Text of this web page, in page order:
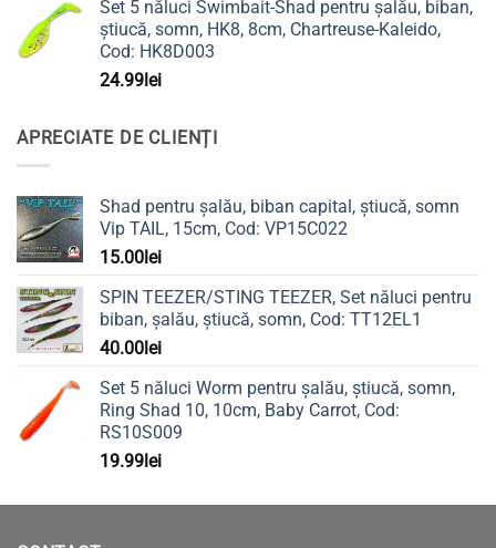
Set 5 năluci Swimbait-Shad pentru șalău, biban,
știucă, somn, HK8, 8cm, Chartreuse-Kaleido,
Cod: HK8D003
24.99 lei
APRECIATE DE CLIENȚI
Shad pentru șalău, biban capital, știucă, somn
Vip TAIL, 15cm, Cod: VP15C022
15.00lei
SPIN TEEZER/STING TEEZER, Set năluci pentru
biban, șalău, știucă, somn, Cod: TT12EL1
40.00lei
Set 5 năluci Worm pentru șalău, știucă, somn,
Ring Shad 10, 10cm, Baby Carrot, Cod:
RS10S009
19.99lei